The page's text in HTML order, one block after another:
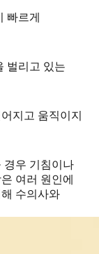
빠르게
벌리고 있는
지고 움직이지
경우 기침이나
여러 원인에
수의사와